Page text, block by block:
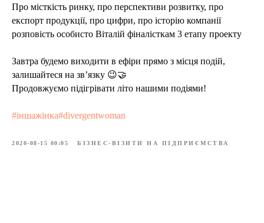
Про місткість ринку, про перспективи розвитку, про
експорт продукції, про цифри, про історію компанії
розповість особисто Віталій фіналісткам 3 етапу проекту
Завтра будемо виходити в ефіри прямо з місця подій,
залишайтеся на зв’язку 😉🤝
Продовжуємо підігрівати літо нашими подіями!
#іншажінка#divergentwoman
2020-08-15 00:05 БІЗНЕС-ВІЗИТИ НА ПІДПРИЄМСТВА